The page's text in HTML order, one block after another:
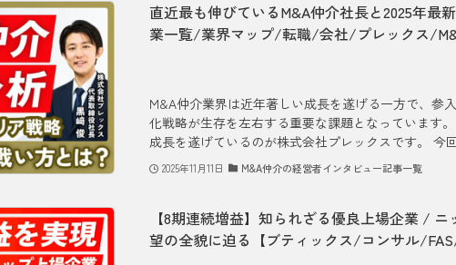
直近最も伸びているM&A仲介社長と2025年最
業一覧/業界マップ/転職/会社/プレックス/
M&A仲介業界は近年著しい成長を遂げる一方で、参
化戦略が生存を左右する重要な課題となっています
成長を遂げているのが株式会社プレックスです。 今
2025年11月11日 M&A仲介の経営者インタビュー記事一覧
【8期連続増益】知られざる優良上場企業 /
望の全貌に迫る【ブティックス/コンサル/